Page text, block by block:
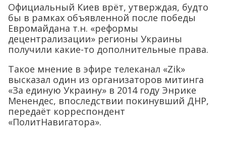
Официальный Киев врёт, утверждая, будто
бы в рамках объявленной после победы
Евромайдана т.н. «реформы
децентрализации» регионы Украины
получили какие-то дополнительные права.
Такое мнение в эфире телеканал «Zik»
высказал один из организаторов митинга
«За единую Украину» в 2014 году Энрике
Менендес, впоследствии покинувший ДНР,
передаёт корреспондент
«ПолитНавигатора».